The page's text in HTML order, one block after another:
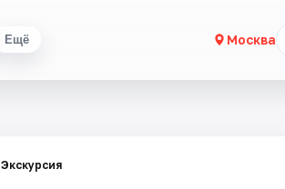
Ещё Москва
Экскурсия